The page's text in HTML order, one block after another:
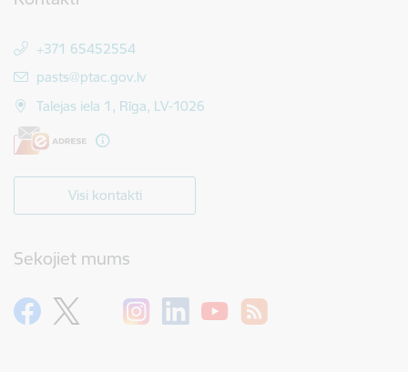
+371 65452554
E-pasts:
pasts@ptac.gov.lv
Talejas iela 1, Rīga, LV-1026
Visi kontakti
Sekojiet mums